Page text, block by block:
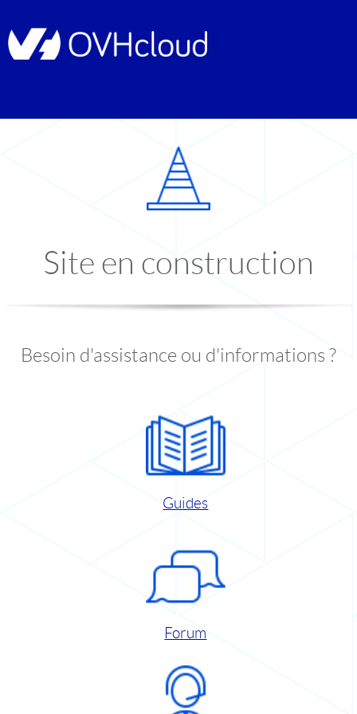
Site en construction
Besoin d'assistance ou d'informations ?
Guides
Forum